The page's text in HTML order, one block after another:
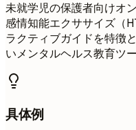
未就学児の保護者向けオ
感情知能エクササイズ（
ラクティブガイドを特徴
いメンタルヘルス教育ツ
具体例